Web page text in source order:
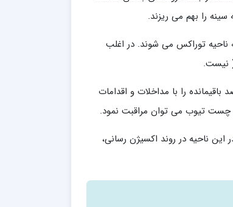
را بهم می ریزند.
ناحیه توراکس می شوند. در اغلب
نیست.
15 تا 20 درصد کل آسیب های این ناحیه یاز به توراکوتومی دارند. 85 درصد باقیمانده را با مداخلات و اقدامات
تیوب می توان مراقبت نمود.
ناحیه در روند اکسیژن رسانی،